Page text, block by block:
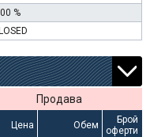
%
Продава
Цена Обем
Брой
оферти